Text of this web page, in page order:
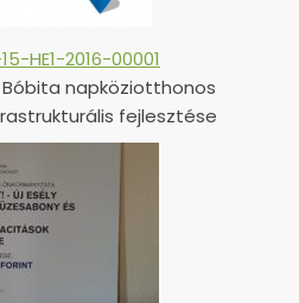
HE1-2016-00001
napköziotthonos
fejlesztése